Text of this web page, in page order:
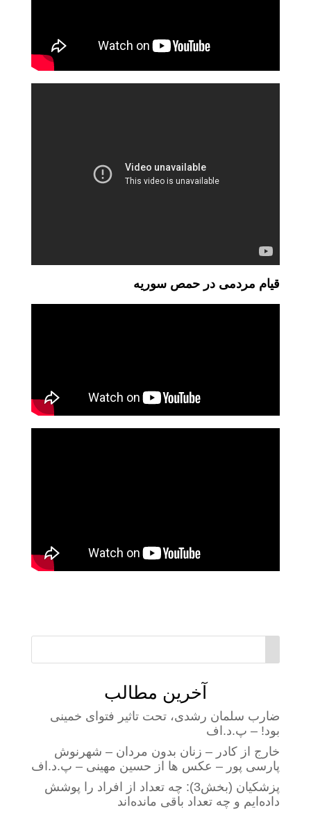
قیام مردمی در حمص سوریه
آخرین مطالب
ضارب سلمان رشدی، تحت تاثیر فتوای خمینی
بود! – پ.د.اف
خارج از کادر – زنان بدون مردان – شهرنوش
پارسی پور – عکس ها از حسین مهینی – پ.د.اف
پزشکیان (بخش3): چه تعداد از افراد را پوشش
داده‌ایم و چه تعداد باقی مانده‌اند